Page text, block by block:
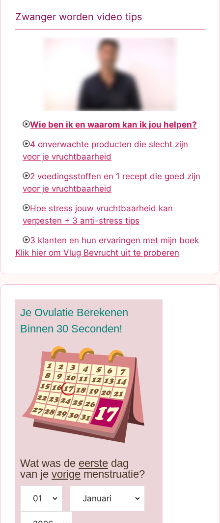
Zwanger worden video tips
Wie ben ik en waarom kan ik jou helpen?
4 onverwachte producten die slecht zijn
voor je vruchtbaarheid
2 voedingsstoffen en 1 recept die goed zijn
voor je vruchtbaarheid
Hoe stress jouw vruchtbaarheid kan
verpesten + 3 anti-stress tips
3 klanten en hun ervaringen met mijn boek
Klik hier om Vlug Bevrucht uit te proberen
Je Ovulatie Berekenen
Binnen 30 Seconden!
Wat was de eerste dag
van je vorige menstruatie?